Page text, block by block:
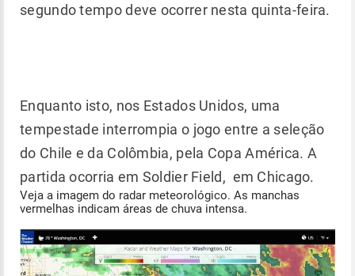
segundo tempo deve ocorrer nesta quinta-feira.
Enquanto isto, nos Estados Unidos, uma
tempestade interrompia o jogo entre a seleção
do Chile e da Colômbia, pela Copa América. A
partida ocorria em Soldier Field, em Chicago.
Veja a imagem do radar meteorológico. As manchas
vermelhas indicam áreas de chuva intensa.